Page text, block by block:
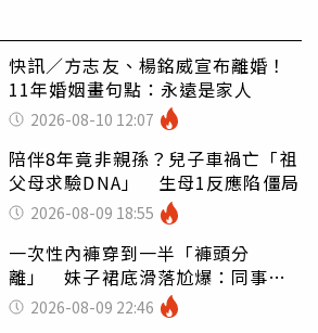
快訊／方志友、楊銘威宣布離婚！
11年婚姻畫句點：永遠是家人
2026-08-10 12:07
陪伴8年竟非親孫？兒子車禍亡「祖
父母求驗DNA」 生母1反應陷僵局
2026-08-09 18:55
一次性內褲穿到一半「褲頭分
離」 妹子裙底滑落尬爆：同事全
看光2026-08-09 22:46